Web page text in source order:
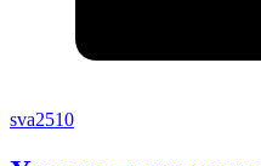
sva2510